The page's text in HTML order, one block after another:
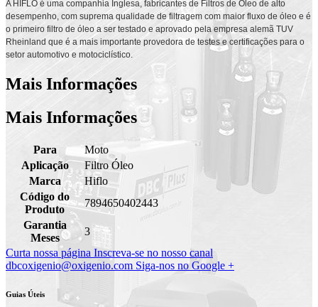
A HIFLO é uma companhia Inglesa, fabricantes de Filtros de Óleo de alto
desempenho, com suprema qualidade de filtragem com maior fluxo de óleo e é
o primeiro filtro de óleo a ser testado e aprovado pela empresa alemã TUV
Rheinland que é a mais importante provedora de testes e certificações para o
setor automotivo e motociclístico.
Mais Informações
Mais Informações
Para
Moto
Aplicação
Filtro Óleo
Marca
Hiflo
Código do
Produto
7894650402443
Garantia
Meses
3
Curta nossa página Inscreva-se no nosso canal
dbcoxigenio@oxigenio.com Siga-nos no Google +
Guias Úteis